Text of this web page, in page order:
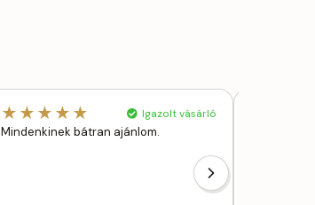
★★★★★ Igazolt vásárló
Mindenkinek bátran ajánlom.